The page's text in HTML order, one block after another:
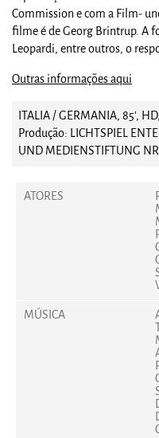
Commission e com a Film-
filme é de Georg Brintrup. A
Leopardi, entre outros, o
Outras informações aqui
ITALIA / GERMANIA, 85',
Produção: LICHTSPIEL
UND MEDIENSTIFTUNG
ATORES
MÚSICA